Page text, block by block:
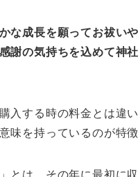
な成長を願ってお祓い
謝の気持ちを込めて神
入する時の料金とは違
味を持っているのが特徴
とは、その年に最初に